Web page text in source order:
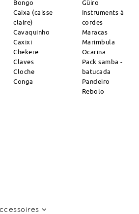
Bongo
Caixa (caisse
claire)
Cavaquinho
Caxixi
Chekere
Claves
Cloche
Conga
Güiro
Instruments à
cordes
Maracas
Marimbula
Ocarina
Pack samba -
batucada
Pandeiro
Rebolo